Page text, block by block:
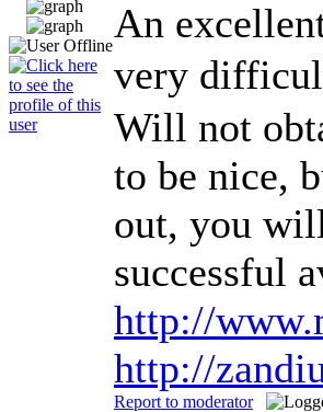
An
very
Will not
to be nice,
out, you
successful
http://
http://
Report to moderator